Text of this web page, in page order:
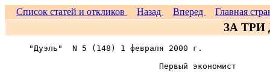
Список статей и откликов Назад Вперед Главная
ЗА
     "Дуэль"  N 5 (148) 1 февраля 2000 г.
                                Первый экономист